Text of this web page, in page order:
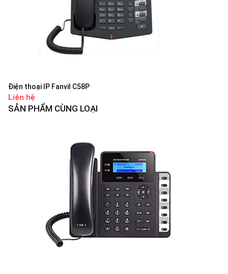
Điện thoại IP Fanvil C58P
Liên hệ
SẢN PHẨM CÙNG LOẠI